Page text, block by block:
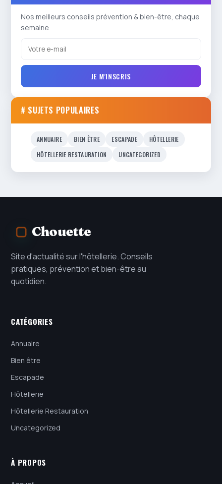
Nos meilleurs conseils prévention & bien-être, chaque
semaine.
JE M'INSCRIS
# SUJETS POPULAIRES
ANNUAIRE BIEN ÊTRE ESCAPADE
HÔTELLERIE
HÔTELLERIE RESTAURATION
UNCATEGORIZED
Chouette
Site d'actualité sur l'hôtellerie. Conseils
pratiques, prévention et bien-être au
quotidien.
CATÉGORIES
Annuaire
Bien être
Escapade
Hôtellerie
Hôtellerie Restauration
Uncategorized
À PROPOS